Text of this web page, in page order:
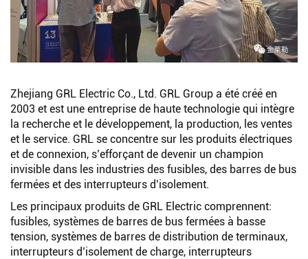
Zhejiang GRL Electric Co., Ltd. GRL Group a été créé en
2003 et est une entreprise de haute technologie qui intègre
la recherche et le développement, la production, les ventes
et le service. GRL se concentre sur les produits électriques
et de connexion, s’efforçant de devenir un champion
invisible dans les industries des fusibles, des barres de bus
fermées et des interrupteurs d’isolement.
Les principaux produits de GRL Electric comprennent:
fusibles, systèmes de barres de bus fermées à basse
tension, systèmes de barres de distribution de terminaux,
interrupteurs d’isolement de charge, interrupteurs
Rechercher